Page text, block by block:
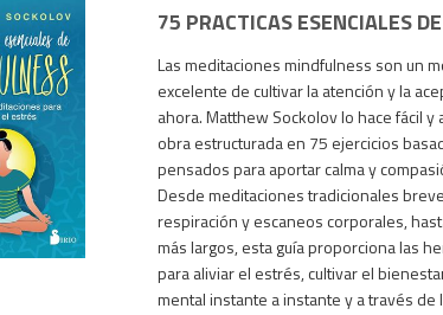
995
75 PRACTICAS ESENCIALES
Las meditaciones mindfulness son un
excelente de cultivar la atención y la
ahora. Matthew Sockolov lo hace fácil
obra estructurada en 75 ejercicios
pensados para aportar calma y
Desde meditaciones tradicionales
respiración y escaneos corporales,
más largos, esta guía proporciona las
para aliviar el estrés, cultivar el
mental instante a instante y a través de